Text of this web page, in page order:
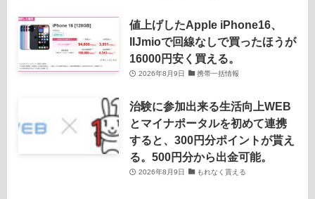
値上げしたApple iPhone16、
IIJmioで回線なしで買ったほうが
16000円安く買える。
2026年8月9日 携帯一括情報
治験に参加出来る生活向上WEB
とマイナポータルを初めて連携
すると、300円分ポイントが貰え
る。500円分から出金可能。
2026年8月9日 もれなく貰える